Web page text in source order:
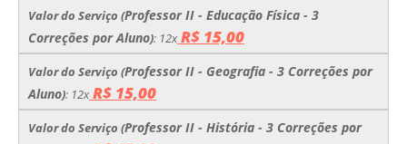
Valor do Serviço (Professor II - Educação Física - 3
Correções por Aluno): 12x R$ 15,00
Valor do Serviço (Professor II - Geografia - 3 Correções por
Aluno): 12x R$ 15,00
Valor do Serviço (Professor II - História - 3 Correções por